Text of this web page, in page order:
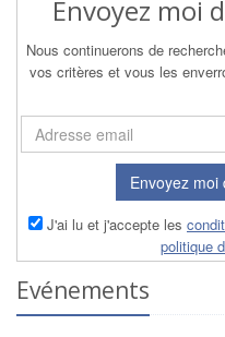
Envoyez moi
Nous continuerons de
vos critères et vous les
Envoyez moi
J'ai lu et j'accepte les
politique
Evénements